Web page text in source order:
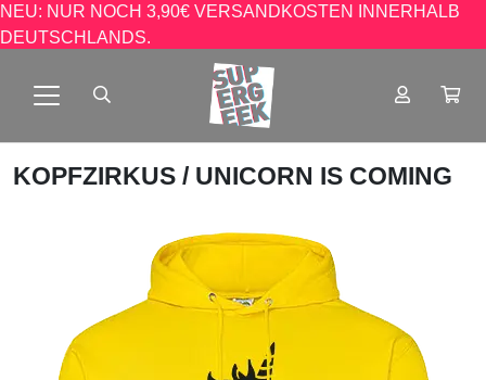
NEU: NUR NOCH 3,90€ VERSANDKOSTEN INNERHALB
DEUTSCHLANDS.
KOPFZIRKUS / UNICORN IS COMING